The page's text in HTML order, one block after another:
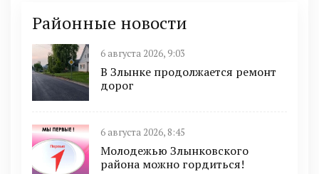
Районные новости
6 августа 2026, 9:03
В Злынке продолжается ремонт
дорог
6 августа 2026, 8:45
Молодежью Злынковского
района можно гордиться!